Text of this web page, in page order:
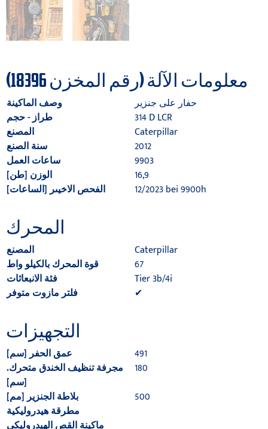
معلومات الآلة (رقم المخزن 18396)
وصف الماكينة
حفار على جنزير
طراز - حجم
314 D LCR
المصنع
Caterpillar
سنة الصنع
2012
ساعات العمل
9903
الوزن [طن]
16,9
الفحص الاخيىر [الساعات]
12/2023 bei 9900h
المحرك
المصنع
Caterpillar
قوة المحرك بالكيلو واط
67
فئة الانبعاثات
Tier 3b/4i
فلتر مازوت متوفر
✔
التجهيزات
عمق الحفر [سم]
491
مجرفة تنظيف الخندق متحرك.
[سم]
180
بلاطة الجنزير [مم]
500
مطرقة هيدروليكية
ماكينة القص الهيدروليكي